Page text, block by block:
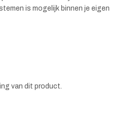
is mogelijk binnen je eigen
van dit product.